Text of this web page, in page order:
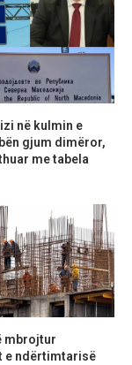
në kulmin e
gjum dimëror,
me tabela
mbrojtur
e ndërtimtarisë